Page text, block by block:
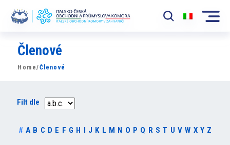
Komora
News
Události
Členové
Home/Členové
Filt dle
# A B C D E F G H I J K L M N O P Q R S T U V W X Y Z